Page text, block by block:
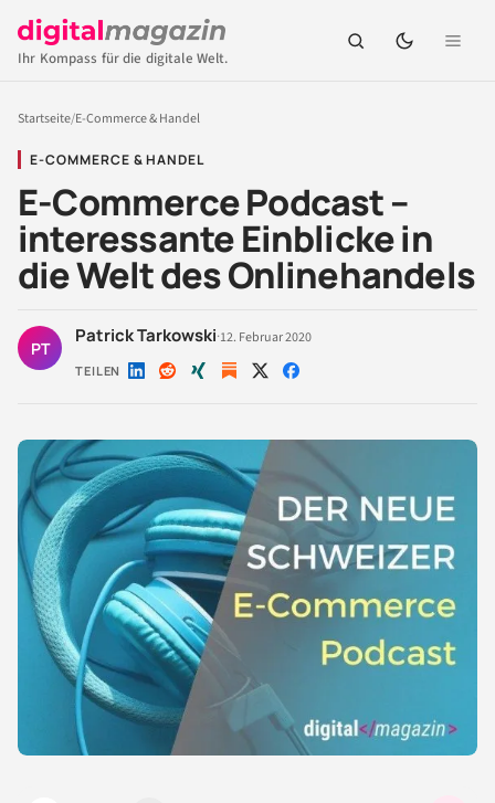
Ihr Kompass für die digitale Welt.
Startseite/E-Commerce & Handel
E-COMMERCE & HANDEL
E-Commerce Podcast –
interessante Einblicke in
die Welt des Onlinehandels
PT
Patrick Tarkowski·12. Februar 2020
TEILEN Auf Auf Auf Auf Auf